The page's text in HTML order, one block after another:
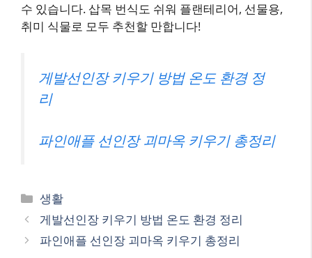
수 있습니다. 삽목 번식도 쉬워 플랜테리어, 선물용,
취미 식물로 모두 추천할 만합니다!
게발선인장 키우기 방법 온도 환경 정
리
파인애플 선인장 괴마옥 키우기 총정리
카
테
고
리
생활
게발선인장 키우기 방법 온도 환경 정리
파인애플 선인장 괴마옥 키우기 총정리